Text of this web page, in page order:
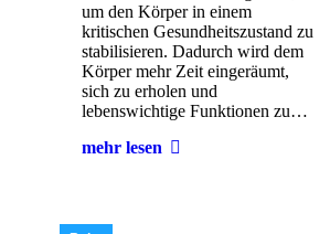
um den Körper in einem
kritischen Gesundheitszustand zu
stabilisieren. Dadurch wird dem
Körper mehr Zeit eingeräumt,
sich zu erholen und
lebenswichtige Funktionen zu…
mehr lesen